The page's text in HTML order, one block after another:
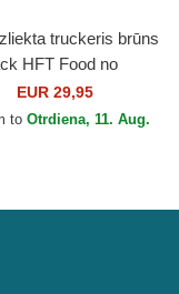
truckeris brūns
HFT Food no
EUR 29,95
to Otrdiena, 11. Aug.